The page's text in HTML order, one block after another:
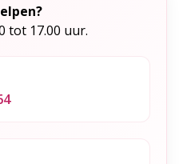
tot 17.00 uur.